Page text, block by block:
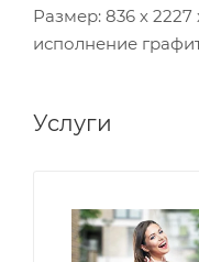
Размер: 836 х
исполнение
Услуги